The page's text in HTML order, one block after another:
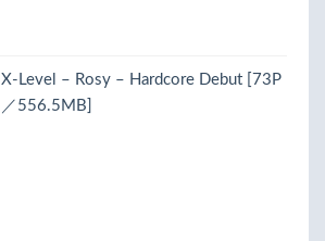
X-Level – Rosy – Hardcore Debut [73P
／556.5MB]